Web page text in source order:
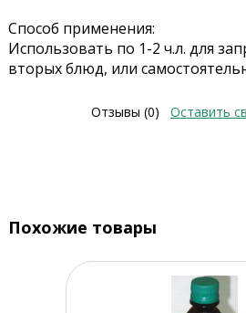
Способ применения:
Использовать по 1-2 ч.л. для
вторых блюд, или
Отзывы (0) Оставить
Похожие товары